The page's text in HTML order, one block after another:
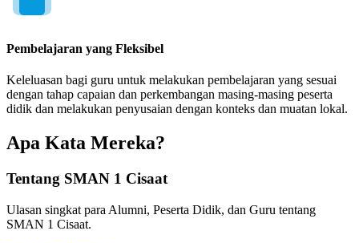
Pembelajaran yang Fleksibel
Keleluasan bagi guru untuk melakukan pembelajaran yang sesuai
dengan tahap capaian dan perkembangan masing-masing peserta
didik dan melakukan penyusaian dengan konteks dan muatan lokal.
Apa Kata Mereka?
Tentang SMAN 1 Cisaat
Ulasan singkat para Alumni, Peserta Didik, dan Guru tentang
SMAN 1 Cisaat.